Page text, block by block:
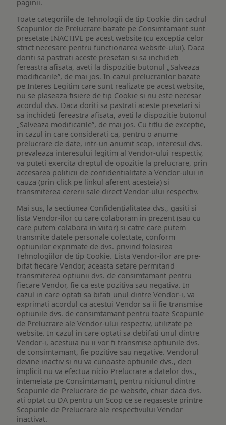
paginii.
Toate categoriile de Tehnologii de tip Cookie din cadrul
Scopurilor de Prelucrare bazate pe Consimtamant sunt
presetate INACTIVE pe acest website (cu exceptia celor
strict necesare pentru functionarea website-ului). Daca
doriti sa pastrati aceste presetari si sa inchideti
fereastra afisata, aveti la dispozitie butonul „Salveaza
modificarile”, de mai jos. In cazul prelucrarilor bazate
pe Interes Legitim care sunt realizate pe acest website,
nu se plaseaza fisiere de tip Cookie si nu este necesar
acordul dvs. Daca doriti sa pastrati aceste presetari si
sa inchideti fereastra afisata, aveti la dispozitie butonul
„Salveaza modificarile”, de mai jos. Cu titlu de exceptie,
in cazul in care considerati ca, pentru o anume
prelucrare de date, intr-un anumit scop, interesul dvs.
prevaleaza interesului legitim al Vendor-ului respectiv,
va puteti exercita dreptul de opozitie la prelucrare, prin
accesarea politicii de confidentialitate a Vendor-ului in
cauza (prin click pe linkul aferent acesteia) si
transmiterea cererii sale direct Vendor-ului respectiv.
Mai sus, la sectiunea Confidențialitatea dvs., gasiti si
lista Vendor-ilor cu care colaboram in prezent (sau cu
care putem colabora in viitor) si catre care putem
transmite datele personale colectate, conform
optiunilor exprimate de dvs. privind folosirea
Tehnologiilor de tip Cookie. Lista Vendor-ilor are pre-
bifat fiecare Vendor, aceasta setare permitand
transmiterea optiunii dvs. de consimtamant pentru
fiecare Vendor, fie ca este pozitiva sau negativa. In
cazul in care optati sa bifati unul dintre Vendor-i, va
exprimati acordul ca acestui Vendor sa ii fie transmise
optiunile dvs. de consimtamant pentru toate Scopurile
de Prelucrare ale Vendor-ului respectiv, utilizate pe
website. In cazul in care optati sa debifati unul dintre
Vendor-i, acestuia nu ii vor fi transmise optiunile dvs.
de consimtamant, fie pozitive sau negative. Vendorul
devine inactiv si nu va cunoaste optiunile dvs., deci
implicit nu va efectua nicio Prelucrare a datelor dvs.,
intemeiata pe Consimtamant, pentru niciunul dintre
Scopurile de Prelucrare de pe website, chiar daca dvs.
ati optat cu DA pentru un Scop ce se regaseste printre
Scopurile de Prelucrare ale respectivului Vendor
inactivat.